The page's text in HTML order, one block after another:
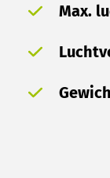
Max.